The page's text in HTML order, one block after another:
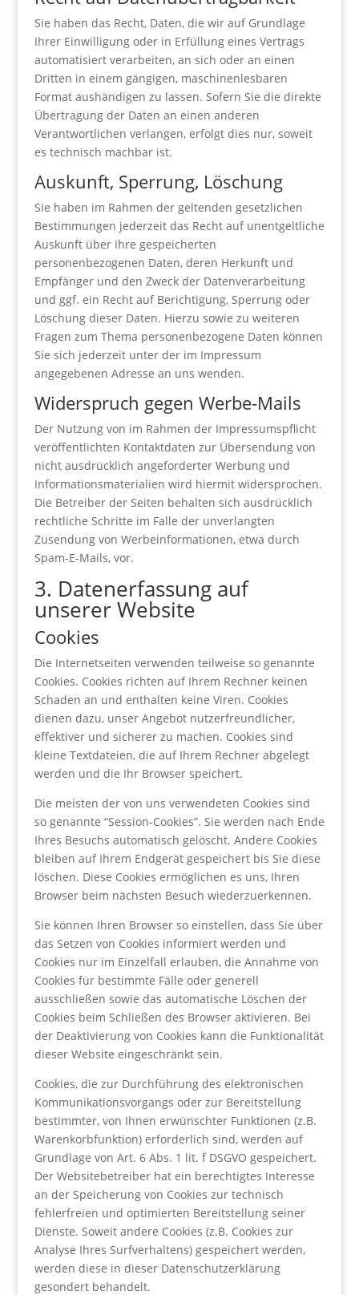
Sie haben das Recht, Daten, die wir auf Grundlage
Ihrer Einwilligung oder in Erfüllung eines Vertrags
automatisiert verarbeiten, an sich oder an einen
Dritten in einem gängigen, maschinenlesbaren
Format aushändigen zu lassen. Sofern Sie die direkte
Übertragung der Daten an einen anderen
Verantwortlichen verlangen, erfolgt dies nur, soweit
es technisch machbar ist.
Auskunft, Sperrung, Löschung
Sie haben im Rahmen der geltenden gesetzlichen
Bestimmungen jederzeit das Recht auf unentgeltliche
Auskunft über Ihre gespeicherten
personenbezogenen Daten, deren Herkunft und
Empfänger und den Zweck der Datenverarbeitung
und ggf. ein Recht auf Berichtigung, Sperrung oder
Löschung dieser Daten. Hierzu sowie zu weiteren
Fragen zum Thema personenbezogene Daten können
Sie sich jederzeit unter der im Impressum
angegebenen Adresse an uns wenden.
Widerspruch gegen Werbe-Mails
Der Nutzung von im Rahmen der Impressumspflicht
veröffentlichten Kontaktdaten zur Übersendung von
nicht ausdrücklich angeforderter Werbung und
Informationsmaterialien wird hiermit widersprochen.
Die Betreiber der Seiten behalten sich ausdrücklich
rechtliche Schritte im Falle der unverlangten
Zusendung von Werbeinformationen, etwa durch
Spam-E-Mails, vor.
3. Datenerfassung auf
unserer Website
Cookies
Die Internetseiten verwenden teilweise so genannte
Cookies. Cookies richten auf Ihrem Rechner keinen
Schaden an und enthalten keine Viren. Cookies
dienen dazu, unser Angebot nutzerfreundlicher,
effektiver und sicherer zu machen. Cookies sind
kleine Textdateien, die auf Ihrem Rechner abgelegt
werden und die Ihr Browser speichert.
Die meisten der von uns verwendeten Cookies sind
so genannte “Session-Cookies”. Sie werden nach Ende
Ihres Besuchs automatisch gelöscht. Andere Cookies
bleiben auf Ihrem Endgerät gespeichert bis Sie diese
löschen. Diese Cookies ermöglichen es uns, Ihren
Browser beim nächsten Besuch wiederzuerkennen.
Sie können Ihren Browser so einstellen, dass Sie über
das Setzen von Cookies informiert werden und
Cookies nur im Einzelfall erlauben, die Annahme von
Cookies für bestimmte Fälle oder generell
ausschließen sowie das automatische Löschen der
Cookies beim Schließen des Browser aktivieren. Bei
der Deaktivierung von Cookies kann die Funktionalität
dieser Website eingeschränkt sein.
Cookies, die zur Durchführung des elektronischen
Kommunikationsvorgangs oder zur Bereitstellung
bestimmter, von Ihnen erwünschter Funktionen (z.B.
Warenkorbfunktion) erforderlich sind, werden auf
Grundlage von Art. 6 Abs. 1 lit. f DSGVO gespeichert.
Der Websitebetreiber hat ein berechtigtes Interesse
an der Speicherung von Cookies zur technisch
fehlerfreien und optimierten Bereitstellung seiner
Dienste. Soweit andere Cookies (z.B. Cookies zur
Analyse Ihres Surfverhaltens) gespeichert werden,
werden diese in dieser Datenschutzerklärung
gesondert behandelt.